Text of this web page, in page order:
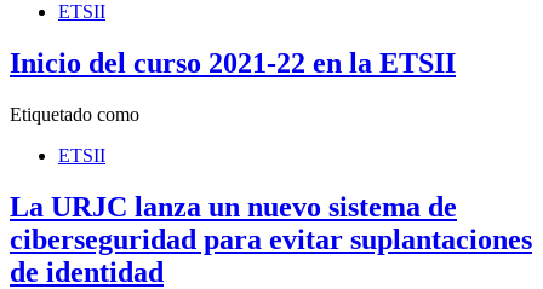
ETSII
Inicio del curso 2021-22 en la ETSII
Etiquetado como
ETSII
La URJC lanza un nuevo sistema de
ciberseguridad para evitar suplantaciones
de identidad